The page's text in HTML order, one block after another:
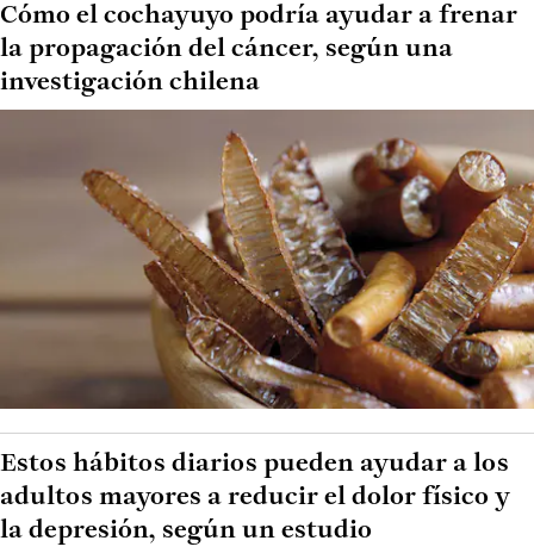
Cómo el cochayuyo podría ayudar a frenar
la propagación del cáncer, según una
investigación chilena
Estos hábitos diarios pueden ayudar a los
adultos mayores a reducir el dolor físico y
la depresión, según un estudio